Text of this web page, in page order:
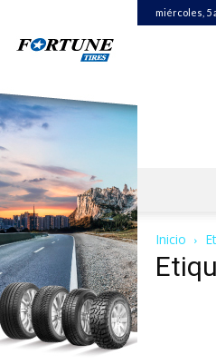
miércoles, 5
Inicio